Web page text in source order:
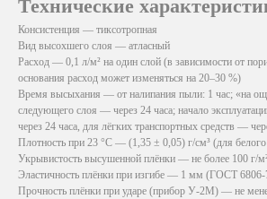
Технические
Консистенция — тиксотропная
Вид высохшего слоя — атласный
Расход — 0,1 л/м² на один слой (в зависимости от
основания расход может изменяться на 20–30 %)
Время высыхания — от налипания пыли: 1 час; «на
следующего слоя — через 24 часа; начало
через 24 часа, для лёгких транспортных средств —
Плотность при 23 °C — (1,35 ± 0,05) г/см³ (для белого
Укрывистость высушенной плёнки — не более 100 г/
Эластичность плёнки при изгибе — 1 мм (ГОСТ
Прочность плёнки при ударе (прибор У-2М) — не